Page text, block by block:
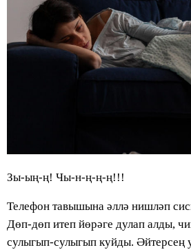
Зы-ың-ң! Чы-н-ң-ң-ң!!!
Телефон тавышына әллә нишләп
Дөп-дөп итеп йөрәге дулап алды,
сулыгып-сулыгып куйды. Әйтерсең